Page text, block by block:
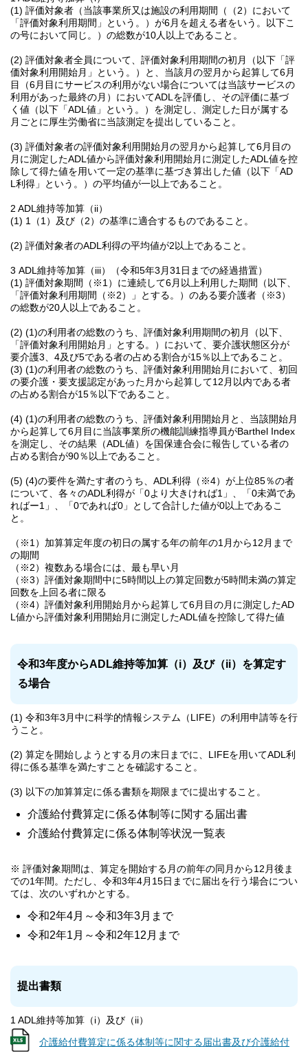
(1) 評価対象者（当該事業所又は施設の利用期間（（2）において
「評価対象利用期間」という。）が6月を超える者をいう。以下こ
の号において同じ。）の総数が10人以上であること。
(2) 評価対象者全員について、評価対象利用期間の初月（以下「評
価対象利用開始月」という。）と、当該月の翌月から起算して6月
目（6月目にサービスの利用がない場合については当該サービスの
利用があった最終の月）においてADLを評価し、その評価に基づ
く値（以下「ADL値」という。）を測定し、測定した日が属する
月ごとに厚生労働省に当該測定を提出していること。
(3) 評価対象者の評価対象利用開始月の翌月から起算して6月目の
月に測定したADL値から評価対象利用開始月に測定したADL値を控
除して得た値を用いて一定の基準に基づき算出した値（以下「AD
L利得」という。）の平均値が一以上であること。
2 ADL維持等加算（ii）
(1) 1（1）及び（2）の基準に適合するものであること。
(2) 評価対象者のADL利得の平均値が2以上であること。
3 ADL維持等加算（iii）（令和5年3月31日までの経過措置）
(1) 評価対象期間（※1）に連続して6月以上利用した期間（以下、
「評価対象利用期間（※2）」とする。）のある要介護者（※3）
の総数が20人以上であること。
(2) (1)の利用者の総数のうち、評価対象利用期間の初月（以下、
「評価対象利用開始月」とする。）において、要介護状態区分が
要介護3、4及び5である者の占める割合が15％以上であること。
(3) (1)の利用者の総数のうち、評価対象利用開始月において、初回
の要介護・要支援認定があった月から起算して12月以内である者
の占める割合が15％以下であること。
(4) (1)の利用者の総数のうち、評価対象利用開始月と、当該開始月
から起算して6月目に当該事業所の機能訓練指導員がBarthel Index
を測定し、その結果（ADL値）を国保連合会に報告している者の
占める割合が90％以上であること。
(5) (4)の要件を満たす者のうち、ADL利得（※4）が上位85％の者
について、各々のADL利得が「0より大きければ1」、「0未満であ
ればー1」、「0であれば0」として合計した値が0以上であるこ
と。
（※1）加算算定年度の初日の属する年の前年の1月から12月まで
の期間
（※2）複数ある場合には、最も早い月
（※3）評価対象期間中に5時間以上の算定回数が5時間未満の算定
回数を上回る者に限る
（※4）評価対象利用開始月から起算して6月目の月に測定したAD
L値から評価対象利用開始月に測定したADL値を控除して得た値
令和3年度からADL維持等加算（i）及び（ii）を算定す
る場合
(1) 令和3年3月中に科学的情報システム（LIFE）の利用申請等を行
うこと。
(2) 算定を開始しようとする月の末日までに、LIFEを用いてADL利
得に係る基準を満たすことを確認すること。
(3) 以下の加算算定に係る書類を期限までに提出すること。
介護給付費算定に係る体制等に関する届出書
介護給付費算定に係る体制等状況一覧表
※ 評価対象期間は、算定を開始する月の前年の同月から12月後ま
での1年間。ただし、令和3年4月15日までに届出を行う場合につい
ては、次のいずれかとする。
令和2年4月～令和3年3月まで
令和2年1月～令和2年12月まで
提出書類
1 ADL維持等加算（i）及び（ii）
介護給付費算定に係る体制等に関する届出書及び介護給付